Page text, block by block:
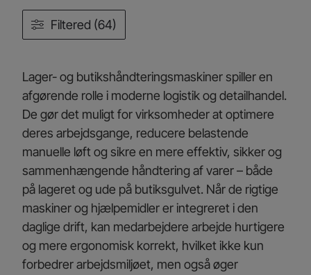
Filtered (64)
Lager- og butikshåndteringsmaskiner spiller en
afgørende rolle i moderne logistik og detailhandel.
De gør det muligt for virksomheder at optimere
deres arbejdsgange, reducere belastende
manuelle løft og sikre en mere effektiv, sikker og
sammenhængende håndtering af varer – både
på lageret og ude på butiksgulvet. Når de rigtige
maskiner og hjælpemidler er integreret i den
daglige drift, kan medarbejdere arbejde hurtigere
og mere ergonomisk korrekt, hvilket ikke kun
forbedrer arbejdsmiljøet, men også øger